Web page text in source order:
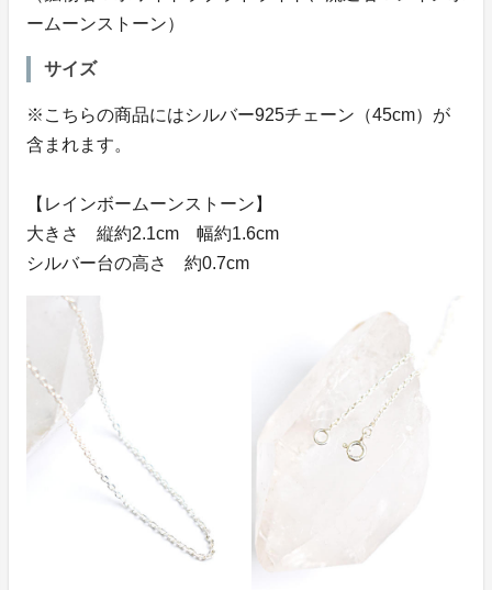
ームーンストーン）
サイズ
※こちらの商品にはシルバー925チェーン（45cm）が
含まれます。
【レインボームーンストーン】
大きさ 縦約2.1cm 幅約1.6cm
シルバー台の高さ 約0.7cm